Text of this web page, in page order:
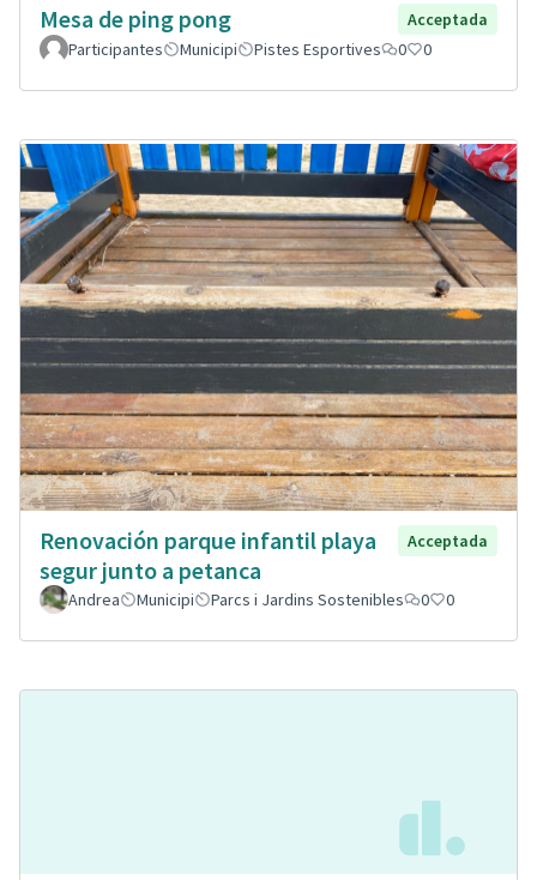
Mesa de ping pong
Acceptada
Participantes
Municipi Pistes Esportives 0 0
Renovación parque infantil playa
segur junto a petanca
Acceptada
Andrea Municipi Parcs i Jardins Sostenibles 0 0